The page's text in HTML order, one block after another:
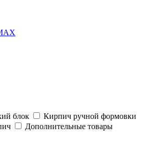
блок
Кирпич ручной формовки
Дополнительные товары